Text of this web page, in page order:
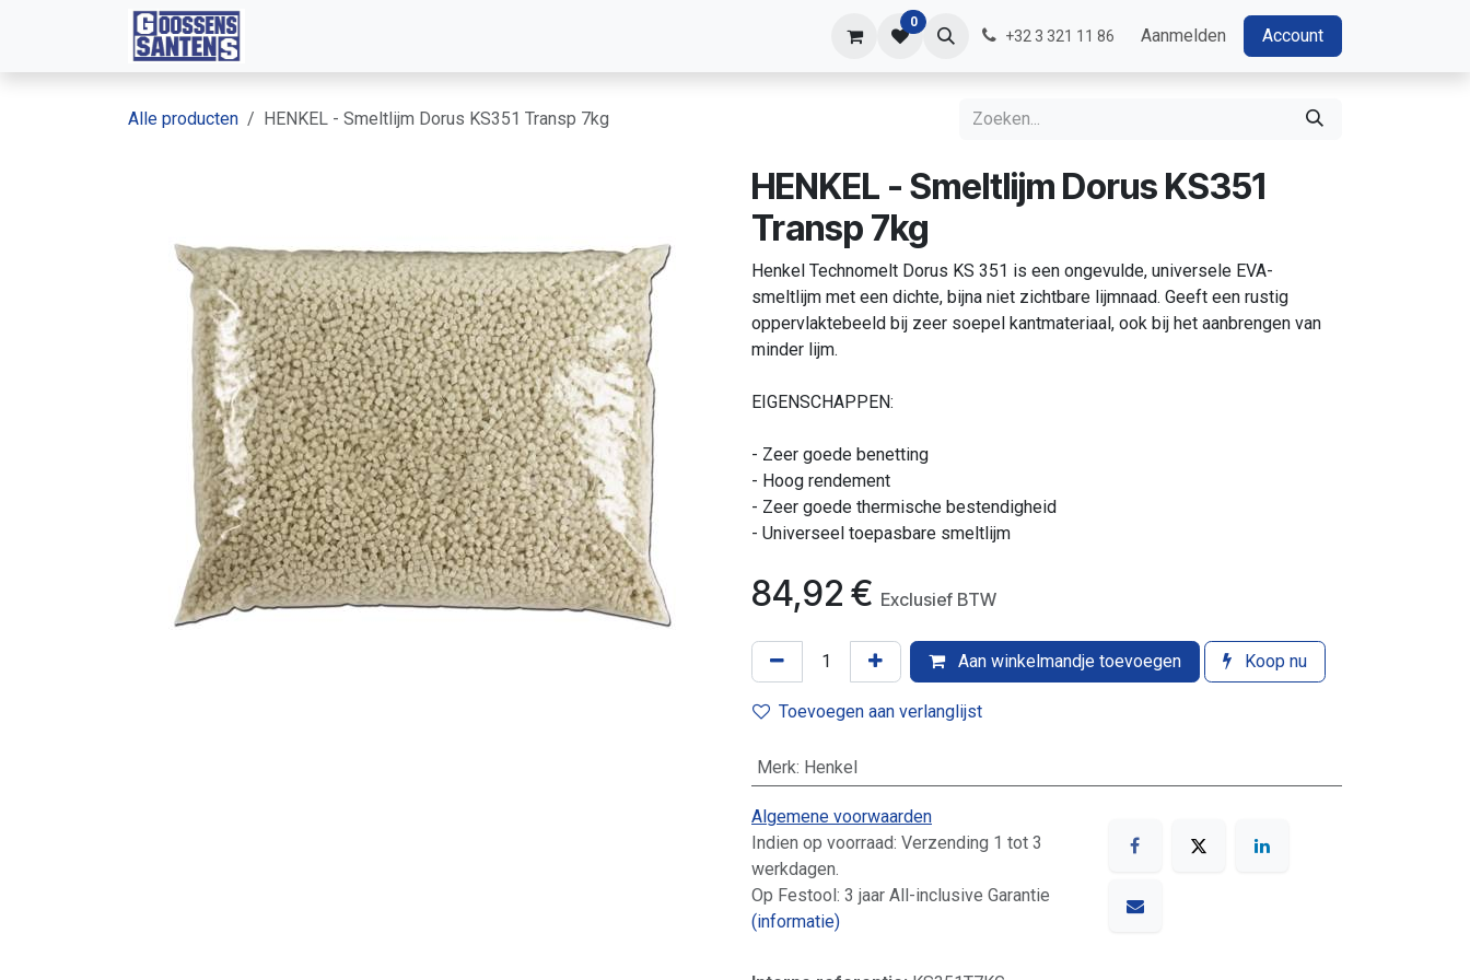
Overslaan naar inhoud
0
+32 3 321 11 86 Aanmelden Account
Alle producten HENKEL - Smeltlijm Dorus KS351 Transp 7kg
HENKEL - Smeltlijm Dorus KS351
Transp 7kg
Henkel Technomelt Dorus KS 351 is een ongevulde, universele EVA-
smeltlijm met een dichte, bijna niet zichtbare lijmnaad. Geeft een rustig
oppervlaktebeeld bij zeer soepel kantmateriaal, ook bij het aanbrengen van
minder lijm.
EIGENSCHAPPEN:
- Zeer goede benetting
- Hoog rendement
- Zeer goede thermische bestendigheid
- Universeel toepasbare smeltlijm
84,92 € Exclusief BTW
Aan winkelmandje toevoegen Koop nu
Toevoegen aan verlanglijst
Merk: Henkel
Algemene voorwaarden
Indien op voorraad: Verzending 1 tot 3
werkdagen.
Op Festool: 3 jaar All-inclusive Garantie
(informatie)